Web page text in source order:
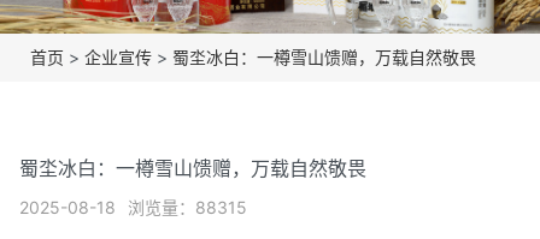
首页 > 企业宣传 > 蜀坔冰白：一樽雪山馈赠，万载自然敬畏
蜀坔冰白：一樽雪山馈赠，万载自然敬畏
2025-08-18 浏览量：88315